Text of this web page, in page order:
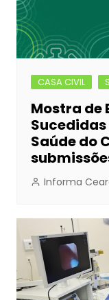
CASA CIVIL
Mostra de
Saúde do
Informa